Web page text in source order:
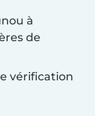
à
de
vérification